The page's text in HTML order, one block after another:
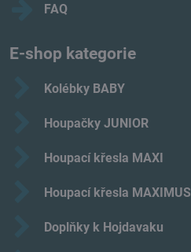
FAQ
E-shop kategorie
Kolébky BABY
Houpačky JUNIOR
Houpací křesla MAXI
Houpací křesla MAXIMUS
Doplňky k Hojdavaku